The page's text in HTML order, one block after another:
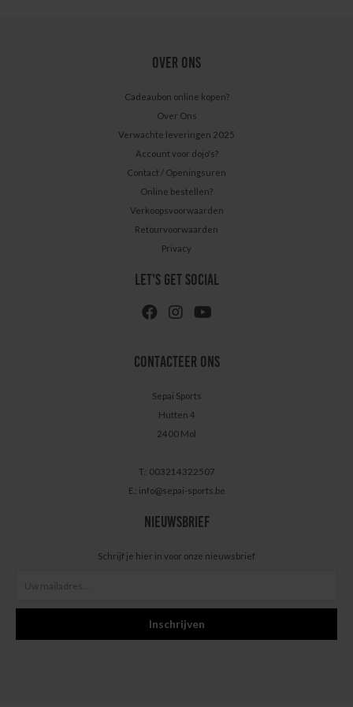
OVER ONS
Cadeaubon online kopen?
Over Ons
Verwachte leveringen 2025
Account voor dojo's?
Contact / Openingsuren
Online bestellen?
Verkoopsvoorwaarden
Retourvoorwaarden
Privacy
LET'S GET SOCIAL
CONTACTEER ONS
Sepai Sports
Hutten 4
2400 Mol
T.: 003214322507
E.: info@sepai-sports.be
NIEUWSBRIEF
Schrijf je hier in voor onze nieuwsbrief
Inschrijven